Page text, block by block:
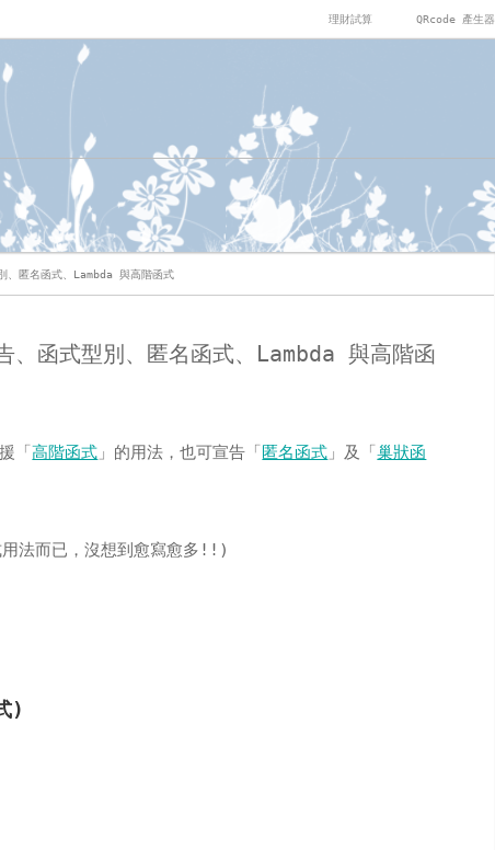
理財試算 QRcode 產生器
匿名函式、Lambda 與高階函式
式型別、匿名函式、Lambda 與高階函
「高階函式 」的用法，也可宣告「匿名函式 」及「巢狀函
法而已，沒想到愈寫愈多!!)
)